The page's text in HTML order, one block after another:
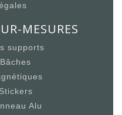
MESURES
supports
Alu